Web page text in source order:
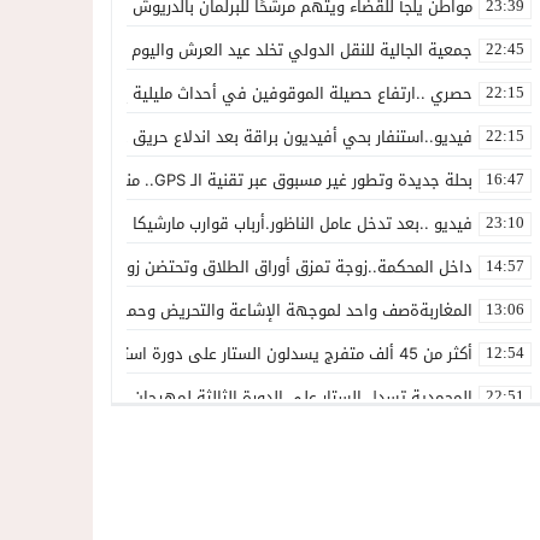
23:39 مواطن يلجأ للقضاء ويتهم مرشحًا للبرلمان بالدريوش بالاستيلاء على 22 مليون سنتيم
22:45 جمعية الجالية للنقل الدولي تخلد عيد العرش واليوم الوطني للمهاجر
22:15 حصري ..ارتفاع حصيلة الموقوفين في أحداث مليلية إلى 82 شخصًا وتحقيقات تقود إلى متابعات جنائية ثقيلة
22:15 فيديو..استنفار بحي أفيديون براقة بعد اندلاع حريق داخل ضيعة فلاحية
16:47 بحلة جديدة وتطور غير مسبوق عبر تقنية الـ GPS.. منصة “مرحباناظور” تعزز مكانتها كوجهة أولى لسكان إقليمي الناظور والدريوش
23:10 فيديو ..بعد تدخل عامل الناظور.أرباب قوارب مارشيكا يعلقون احتجاجهم
14:57 داخل المحكمة..زوجة تمزق أوراق الطلاق وتحتضن زوجها في لحظة
13:06 المغاربةةصف واحد لموجهة الإشاعة والتحريض وحملات التضليل
12:54 أكثر من 45 ألف متفرج يسدلون الستار على دورة استثنائية للمهرجان المتوسطي بالناظور
22:51 المحمدية تسدل الستار على الدورة الثالثة لمهرجان العيطة المرساوية